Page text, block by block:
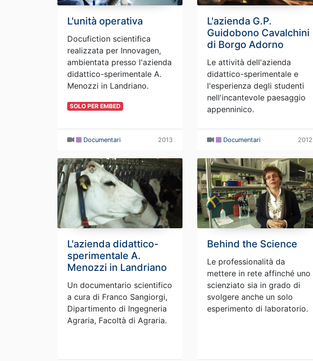
L'unità operativa
Docufiction scientifica
realizzata per Innovagen,
ambientata presso l'azienda
didattico-sperimentale A.
Menozzi in Landriano.
SOLO PER EMBED
Documentari 2013
L'azienda G.P.
Guidobono Cavalchini
di Borgo Adorno
Le attività dell'azienda
didattico-sperimentale e
l'esperienza degli studenti
nell'incantevole paesaggio
appenninico.
Documentari 2012
L'azienda didattico-
sperimentale A.
Menozzi in Landriano
Un documentario scientifico
a cura di Franco Sangiorgi,
Dipartimento di Ingegneria
Agraria, Facoltà di Agraria.
Behind the Science
Le professionalità da
mettere in rete affinché uno
scienziato sia in grado di
svolgere anche un solo
esperimento di laboratorio.